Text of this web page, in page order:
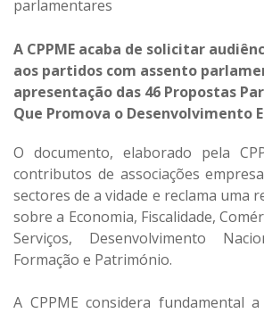
A CPPME acaba de solicitar
aos partidos com assento
apresentação das 46 Propostas
Que Promova o Desenvolvimento
O documento, elaborado pela
contributos de associações
sectores de a vidade e reclama uma
sobre a Economia, Fiscalidade,
Serviços, Desenvolvimento
Formação e Património.
A CPPME considera fundamental